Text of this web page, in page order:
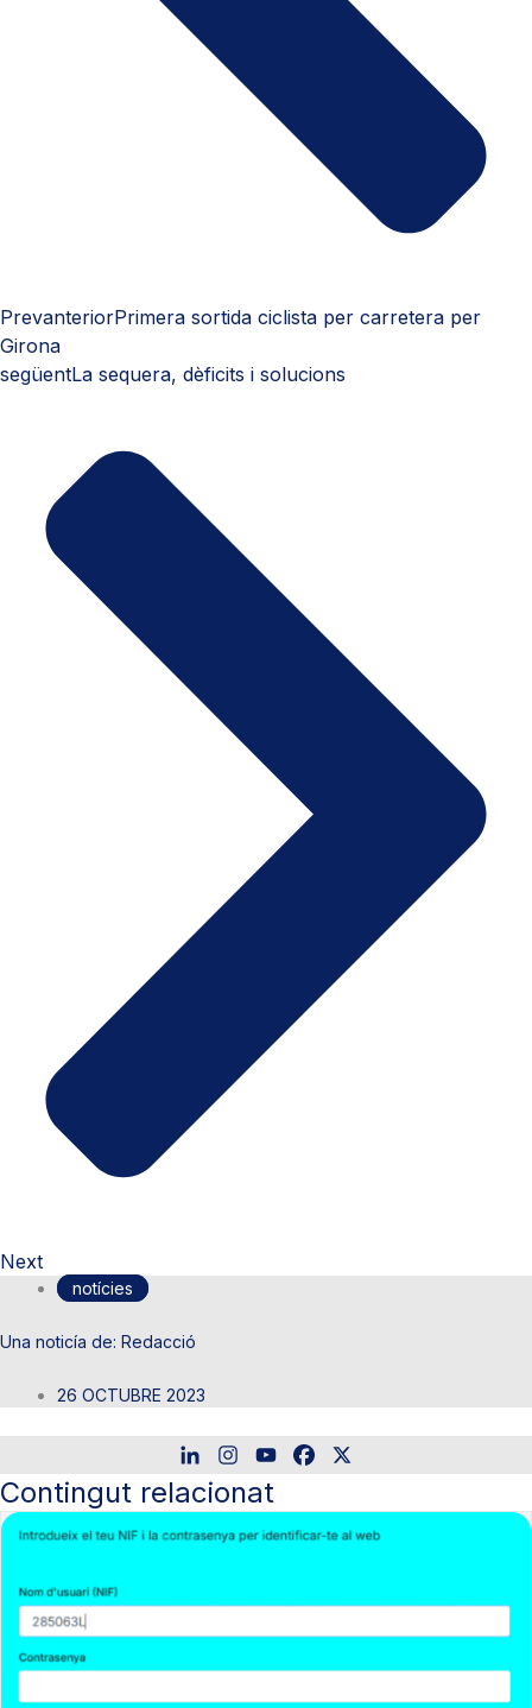
PrevanteriorPrimera sortida ciclista per carretera per
Girona
següentLa sequera, dèficits i solucions
Next
notícies
Redacció
26 OCTUBRE 2023
Contingut relacionat